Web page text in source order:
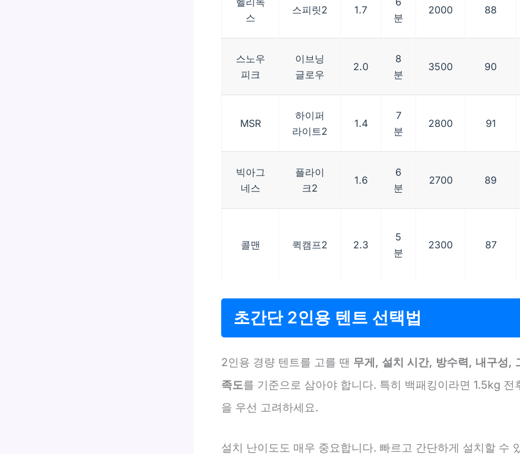
스
스피릿2 1.7
분
2000 88
스노우
피크
이브닝
글로우
2.0
8
분
3500 90
MSR
하이퍼
라이트2
1.4
7
분
2800 91
빅아그
네스
플라이
크2
1.6
6
분
2700 89
콜맨 퀵캠프2 2.3
5
분
2300 87
초간단 2인용 텐트 선택법
2인용 경량 텐트를 고를 땐 무게, 설치 시간, 방수력, 내구성,
족도를 기준으로 삼아야 합니다. 특히 백패킹이라면 1.5kg 전
을 우선 고려하세요.
설치 난이도도 매우 중요합니다. 빠르고 간단하게 설치할 수